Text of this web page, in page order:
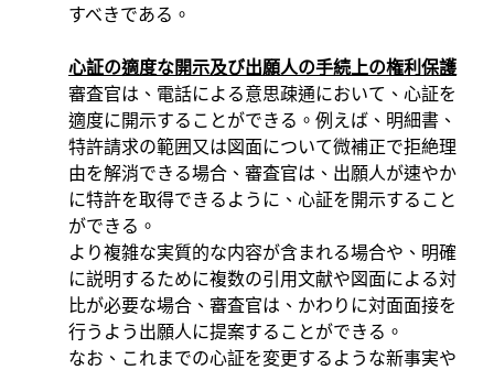
すべきである。
心証の適度な開示及び出願人の手続上の権利保護
審査官は、電話による意思疎通において、心証を
適度に開示することができる。例えば、明細書、
特許請求の範囲又は図面について微補正で拒絶理
由を解消できる場合、審査官は、出願人が速やか
に特許を取得できるように、心証を開示すること
ができる。
より複雑な実質的な内容が含まれる場合や、明確
に説明するために複数の引用文献や図面による対
比が必要な場合、審査官は、かわりに対面面接を
行うよう出願人に提案することができる。
なお、これまでの心証を変更するような新事実や